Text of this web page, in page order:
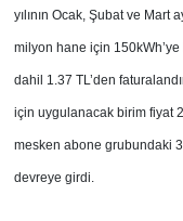
yılının Ocak, Şubat ve Mart
milyon hane için
dahil 1.37 TL’den
için uygulanacak birim fiyat
mesken abone grubundaki
devreye girdi.